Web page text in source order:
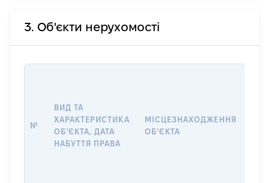
3. Об'єкти нерухомості
№
ВИД ТА
ХАРАКТЕРИСТИКА
ОБʼЄКТА, ДАТА
НАБУТТЯ ПРАВА
МІСЦЕЗНАХОДЖЕННЯ
ОБʼЄКТА